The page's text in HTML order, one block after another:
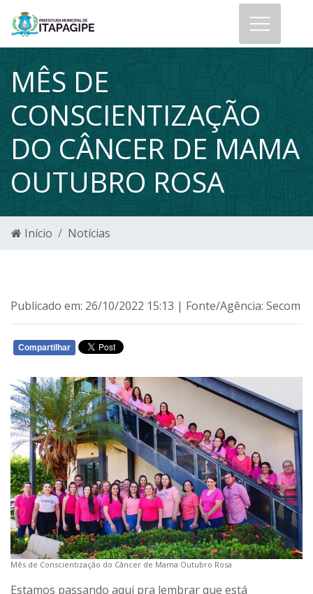
MÊS DE
CONSCIENTIZAÇÃO
DO CÂNCER DE MAMA
OUTUBRO ROSA
Início Notícias
Publicado em: 26/10/2022 15:13 | Fonte/Agência: Secom
Compartilhar
Mês de Conscientização do Câncer de Mama Outubro Rosa
Estamos passando aqui pra lembrar que está